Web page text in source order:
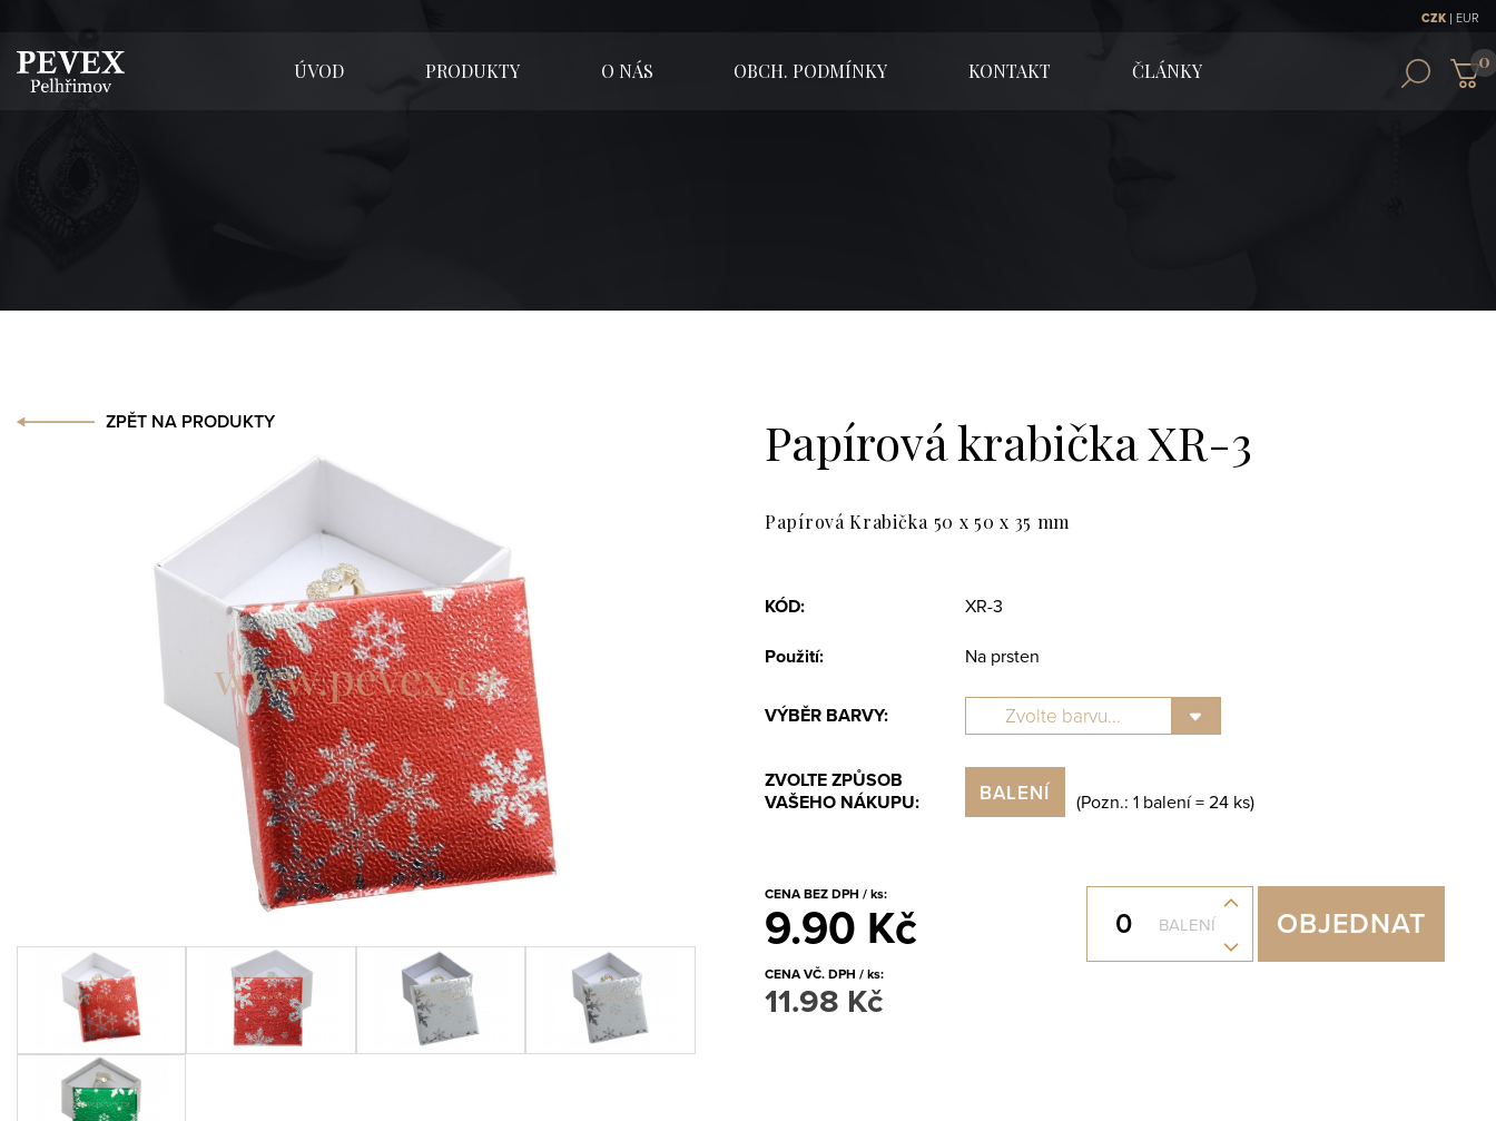
CZK | EUR
ÚVOD PRODUKTY O NÁS OBCH. PODMÍNKY KONTAKT ČLÁNKY
ZPĚT NA PRODUKTY Papírová krabička XR-3
Papírová Krabička 50 x 50 x 35 mm
KÓD: XR-3
Použití: Na prsten
VÝBĚR BARVY:
ZVOLTE ZPŮSOB
VAŠEHO NÁKUPU:
BALENÍ (Pozn.: 1 balení = 24ks)
CENA BEZ DPH / ks:
9.90 Kč
CENA VČ. DPH / ks:
11.98 Kč
BALENÍ
+
-
OBJEDNAT